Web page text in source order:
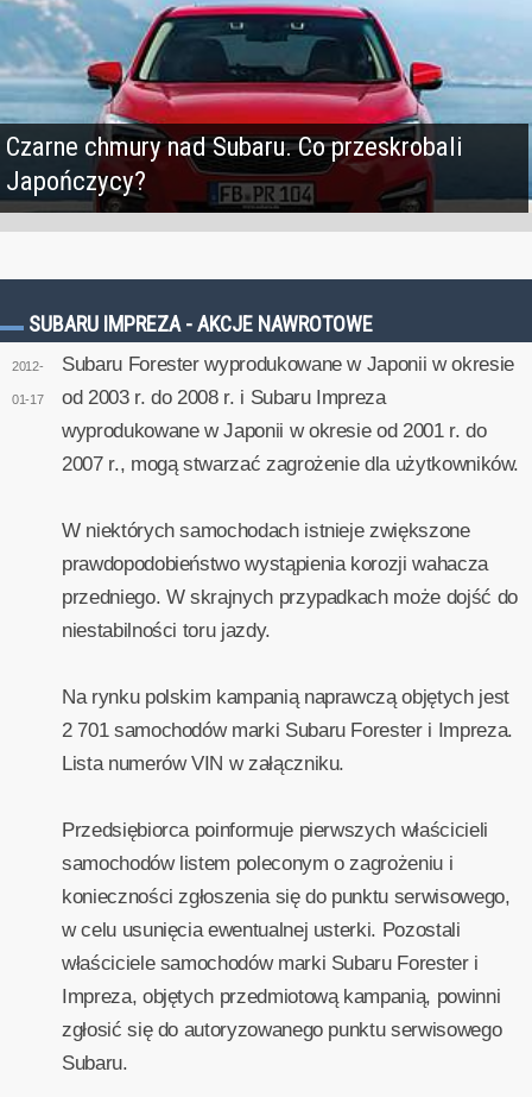
Czarne chmury nad Subaru. Co przeskrobali
Japończycy?
SUBARU IMPREZA - AKCJE NAWROTOWE
2012-
01-17
Subaru Forester wyprodukowane w Japonii w okresie
od 2003 r. do 2008 r. i Subaru Impreza
wyprodukowane w Japonii w okresie od 2001 r. do
2007 r., mogą stwarzać zagrożenie dla użytkowników.
W niektórych samochodach istnieje zwiększone
prawdopodobieństwo wystąpienia korozji wahacza
przedniego. W skrajnych przypadkach może dojść do
niestabilności toru jazdy.
Na rynku polskim kampanią naprawczą objętych jest
2 701 samochodów marki Subaru Forester i Impreza.
Lista numerów VIN w załączniku.
Przedsiębiorca poinformuje pierwszych właścicieli
samochodów listem poleconym o zagrożeniu i
konieczności zgłoszenia się do punktu serwisowego,
w celu usunięcia ewentualnej usterki. Pozostali
właściciele samochodów marki Subaru Forester i
Impreza, objętych przedmiotową kampanią, powinni
zgłosić się do autoryzowanego punktu serwisowego
Subaru.